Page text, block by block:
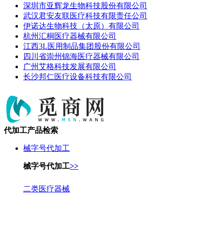
深圳市亚辉龙生物科技股份有限公司
武汉君安友联医疗科技有限责任公司
伊诺达生物科技（太原）有限公司
杭州汇桐医疗器械有限公司
江西3L医用制品集团股份有限公司
四川省崇州锦海医疗器械有限公司
广州艾格科技发展有限公司
长沙邦仁医疗设备科技有限公司
代加工产品检索
械字号代加工
械字号代加工>>
二类医疗器械